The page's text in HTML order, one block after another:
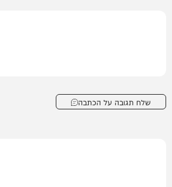
שלח תגובה על הכתבה